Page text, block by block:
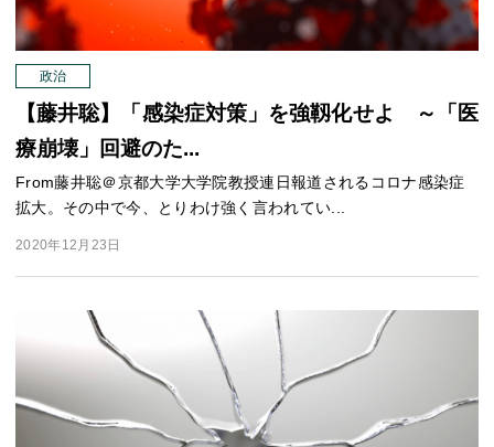
政治
【藤井聡】「感染症対策」を強靱化せよ ～「医
療崩壊」回避のた...
From藤井聡＠京都大学大学院教授連日報道されるコロナ感染症
拡大。その中で今、とりわけ強く言われてい...
2020年12月23日